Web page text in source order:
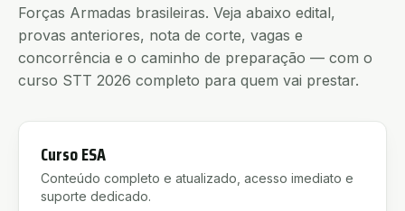
Forças Armadas brasileiras. Veja abaixo edital,
provas anteriores, nota de corte, vagas e
concorrência e o caminho de preparação — com o
curso STT 2026 completo para quem vai prestar.
Curso ESA
Conteúdo completo e atualizado, acesso imediato e
suporte dedicado.